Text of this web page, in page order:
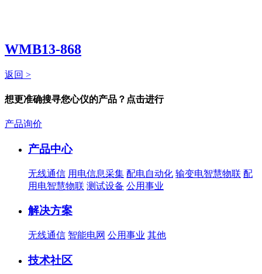
WMB13-868
返回 >
想更准确搜寻您心仪的产品？点击进行
产品询价
产品中心
无线通信 用电信息采集 配电自动化 输变电智慧物联 配
用电智慧物联 测试设备 公用事业
解决方案
无线通信 智能电网 公用事业 其他
技术社区